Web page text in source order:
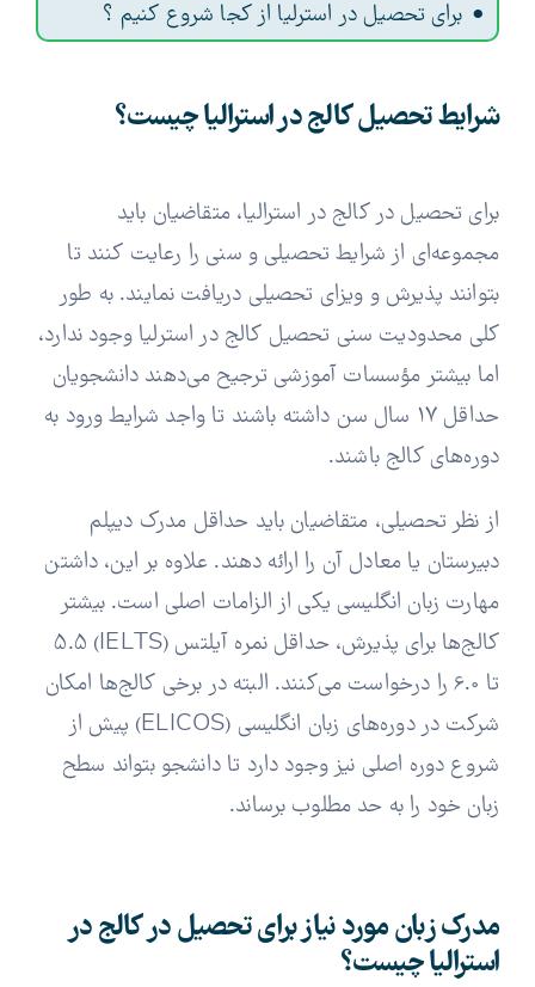
برای تحصیل در استرلیا از کجا شروع کنیم ؟
شرایط تحصیل کالج در استرالیا چیست؟
برای تحصیل در کالج در استرالیا، متقاضیان باید
مجموعه‌ای از شرایط تحصیلی و سنی را رعایت کنند تا
بتوانند پذیرش و ویزای تحصیلی دریافت نمایند. به طور
کلی محدودیت سنی تحصیل کالج در استرلیا وجود ندارد،
اما بیشتر مؤسسات آموزشی ترجیح می‌دهند دانشجویان
حداقل ۱۷ سال سن داشته باشند تا واجد شرایط ورود به
دوره‌های کالج باشند.
از نظر تحصیلی، متقاضیان باید حداقل مدرک دیپلم
دبیرستان یا معادل آن را ارائه دهند. علاوه بر این، داشتن
مهارت زبان انگلیسی یکی از الزامات اصلی است. بیشتر
کالج‌ها برای پذیرش، حداقل نمره آیلتس (IELTS) 5.5
تا 6.0 را درخواست می‌کنند. البته در برخی کالج‌ها امکان
شرکت در دوره‌های زبان انگلیسی (ELICOS) پیش از
شروع دوره اصلی نیز وجود دارد تا دانشجو بتواند سطح
زبان خود را به حد مطلوب برساند.
مدرک زبان مورد نیاز برای تحصیل در کالج در
استرالیا چیست؟